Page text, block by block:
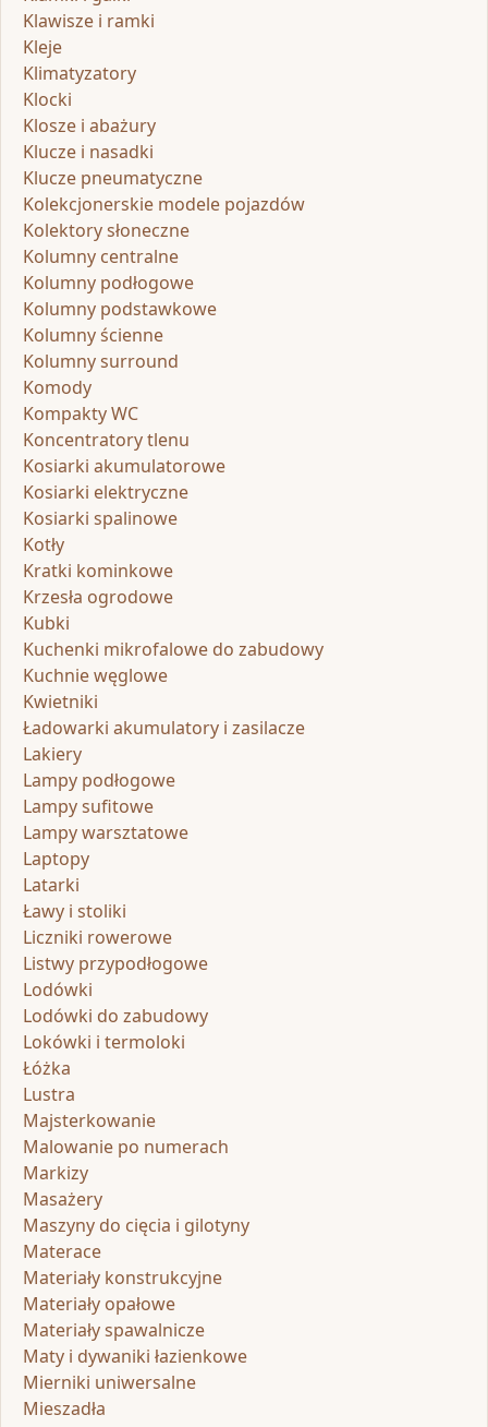
Klawisze i ramki
Kleje
Klimatyzatory
Klocki
Klosze i abażury
Klucze i nasadki
Klucze pneumatyczne
Kolekcjonerskie modele pojazdów
Kolektory słoneczne
Kolumny centralne
Kolumny podłogowe
Kolumny podstawkowe
Kolumny ścienne
Kolumny surround
Komody
Kompakty WC
Koncentratory tlenu
Kosiarki akumulatorowe
Kosiarki elektryczne
Kosiarki spalinowe
Kotły
Kratki kominkowe
Krzesła ogrodowe
Kubki
Kuchenki mikrofalowe do zabudowy
Kuchnie węglowe
Kwietniki
Ładowarki akumulatory i zasilacze
Lakiery
Lampy podłogowe
Lampy sufitowe
Lampy warsztatowe
Laptopy
Latarki
Ławy i stoliki
Liczniki rowerowe
Listwy przypodłogowe
Lodówki
Lodówki do zabudowy
Lokówki i termoloki
Łóżka
Lustra
Majsterkowanie
Malowanie po numerach
Markizy
Masażery
Maszyny do cięcia i gilotyny
Materace
Materiały konstrukcyjne
Materiały opałowe
Materiały spawalnicze
Maty i dywaniki łazienkowe
Mierniki uniwersalne
Mieszadła